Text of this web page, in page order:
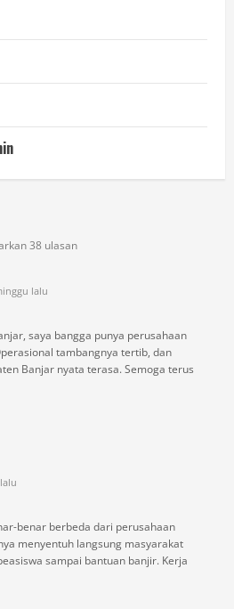
38 ulasan
lalu
saya bangga punya perusahaan
tambangnya tertib, dan
Banjar nyata terasa. Semoga terus
benar berbeda dari perusahaan
menyentuh langsung masyarakat
sampai bantuan banjir. Kerja